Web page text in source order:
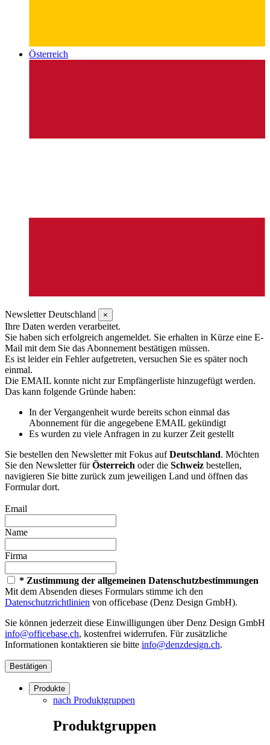
Österreich
Newsletter Deutschland ×
Ihre Daten werden verarbeitet.
Sie haben sich erfolgreich angemeldet. Sie erhalten in Kürze eine E-
Mail mit dem Sie das Abonnement bestätigen müssen.
Es ist leider ein Fehler aufgetreten, versuchen Sie es später noch
einmal.
Die EMAIL konnte nicht zur Empfängerliste hinzugefügt werden.
Das kann folgende Gründe haben:
In der Vergangenheit wurde bereits schon einmal das
Abonnement für die angegebene EMAIL gekündigt
Es wurden zu viele Anfragen in zu kurzer Zeit gestellt
Sie bestellen den Newsletter mit Fokus aufDeutschland. Möchten
Sie den Newsletter fürÖsterreich oder die Schweiz bestellen,
navigieren Sie bitte zurück zum jeweiligen Land und öffnen das
Formular dort.
Email
Name
Firma
* Zustimmung der allgemeinen Datenschutzbestimmungen
Mit dem Absenden dieses Formulars stimme ich den
Datenschutzrichtlinien von officebase (Denz Design GmbH).
Sie können jederzeit diese Einwilligungen über Denz Design GmbH
info@officebase.ch, kostenfrei widerrufen. Für zusätzliche
Informationen kontaktieren sie bitte info@denzdesign.ch.
Bestätigen
Produkte
nach Produktgruppen
Produktgruppen